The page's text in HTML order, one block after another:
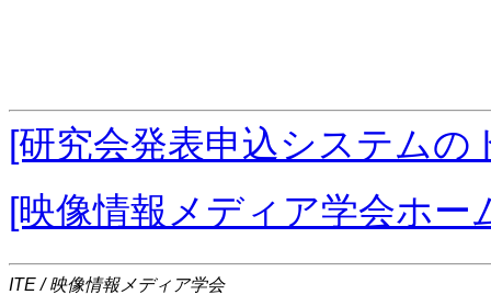
[研究会発表申込システム
[映像情報メディア学会ホー
ITE / 映像情報メディア学会